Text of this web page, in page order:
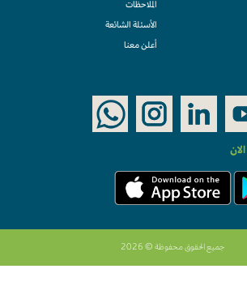
الملاحظات
الأسئلة الشائعة
أعلن معنا
جميع الحقوق محفوظة © 2026